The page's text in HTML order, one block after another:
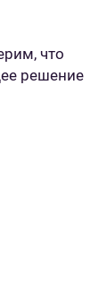
что
решение